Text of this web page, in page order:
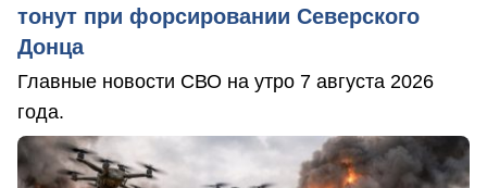
тонут при форсировании Северского
Донца
Главные новости СВО на утро 7 августа 2026
года.